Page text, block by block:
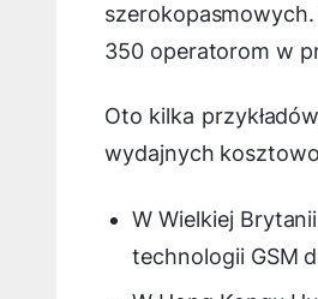
350 operatorom w
Oto kilka
wydajnych
W Wielkiej
technologii GSM